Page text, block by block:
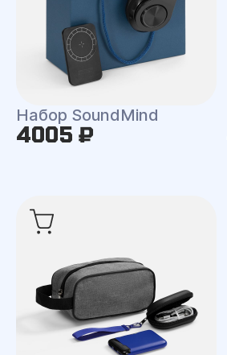
Набор SoundMind
4005 ₽